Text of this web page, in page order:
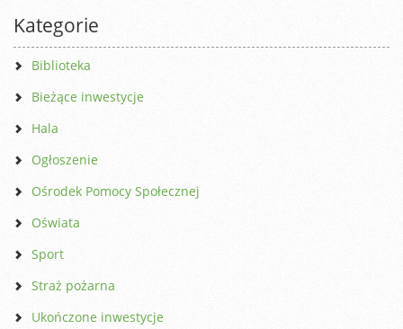
Kategorie
Biblioteka
Bieżące inwestycje
Hala
Ogłoszenie
Ośrodek Pomocy Społecznej
Oświata
Sport
Straż pożarna
Ukończone inwestycje